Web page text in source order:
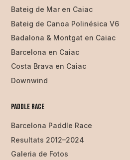
Bateig de Mar en Caiac
Bateig de Canoa Polinésica V6
Badalona & Montgat en Caiac
Barcelona en Caiac
Costa Brava en Caiac
Downwind
Paddle Race
Barcelona Paddle Race
Resultats 2012–2024
Galeria de Fotos